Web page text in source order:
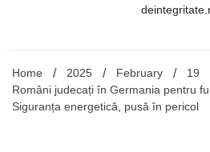
Home 2025 February
19
Români judecați în Germania pentru
Siguranța energetică, pusă în pericol